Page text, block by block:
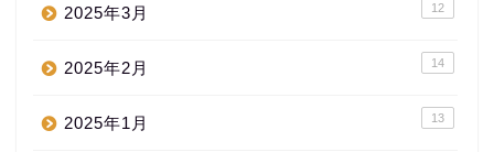
2025年3月 12
2025年2月 14
2025年1月 13